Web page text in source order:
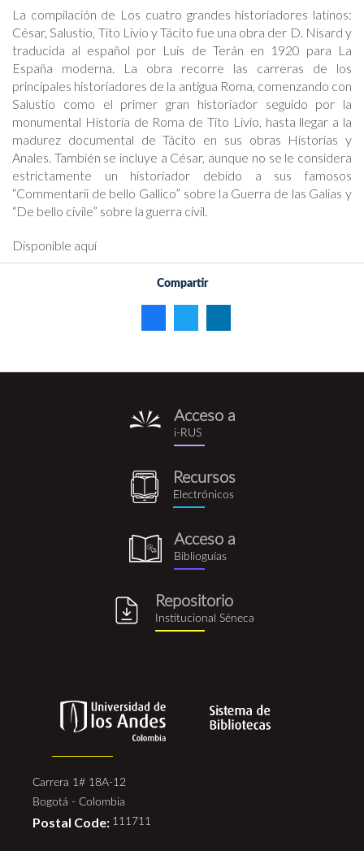
La compilación de Los cuatro grandes historiadores latinos:
César, Salustio, Tito Livio y Tácito fue una obra der D. Nisard y
traducida al español por Luis de Terán en 1920 para La
España moderna. La obra recorre las carreras de los
principales historiadores de la antigua Roma, comenzando con
Salustio como el primer gran historiador seguido por la
monumental Historia de Roma de Tito Livio, hasta llegar a la
madurez documental de Tácito en sus obras Historias y
Anales. También se incluye a César, aunque no se le considera
estrictamente un historiador debido a sus famosos
“Commentarii de bello Gallico” sobre la Guerra de las Galias y
“De bello civile” sobre la guerra civil.
Disponible aquí
Compartir
i-
rus.png
Acceso a
i-RUS
recursos_electronicos.png
Recursos
Electrónicos
biblioguia.png
Acceso a
Biblioguías
Repositorio
Institucional Séneca
Carrera 1# 18A-12
Bogotá - Colombia
Postal Code: 111711